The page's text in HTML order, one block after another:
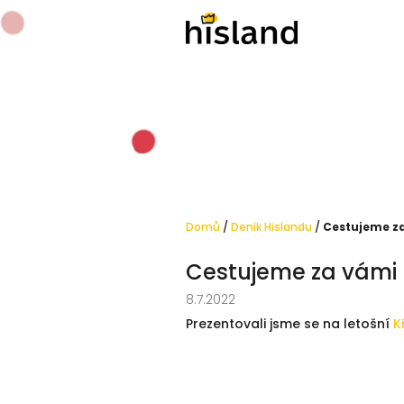
Přejít
na
Domů / Deník Hislandu / Cestujeme
Cestujeme za vámi
8.7.2022
Prezentovali jsme se na letošní